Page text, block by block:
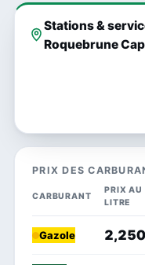
Stations &
Roquebrune
PRIX DES
CARBURANT
PRIX AU
LITRE
Gazole